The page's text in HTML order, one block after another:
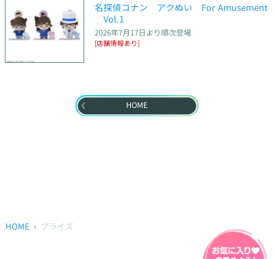
名探偵コナン　アクぬい　For Amusement
Vol.1
2026年7月17日より順次登場
[店舗情報あり]
HOME
HOME プライズ